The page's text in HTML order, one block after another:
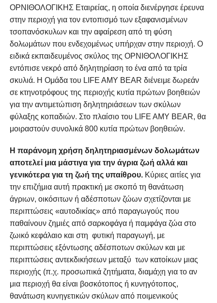
ΟΡΝΙΘΟΛΟΓΙΚΗΣ Εταιρείας, η οποία διενέργησε έρευνα
στην περιοχή για τον εντοπισμό των εξαφανισμένων
τσοπανόσκυλων και την αφαίρεση από τη φύση
δολωμάτων που ενδεχομένως υπήρχαν στην περιοχή. Ο
ειδικά εκπαιδευμένος σκύλος της ΟΡΝΙΘΟΛΟΓΙΚΗΣ
εντόπισε νεκρό από δηλητηρίαση το ένα από τα τρία
σκυλιά. Η Ομάδα του LIFE AMY BEAR διένειμε δωρεάν
σε κτηνοτρόφους της περιοχής κυτία πρώτων βοηθειών
για την αντιμετώπιση δηλητηριάσεων των σκύλων
φύλαξης κοπαδιών. Στο πλαίσιο του LIFE AMY BEAR, θα
μοιραστούν συνολικά 800 κυτία πρώτων βοηθειών.
Η παράνομη χρήση δηλητηριασμένων δολωμάτων
αποτελεί μια μάστιγα για την άγρια ζωή αλλά και
γενικότερα για τη ζωή της υπαίθρου.Κύριες αιτίες για
την επιζήμια αυτή πρακτική με σκοπό τη θανάτωση
άγριων, οικόσιτων ή αδέσποτων ζώων σχετίζονται με
περιπτώσεις «αυτοδικίας» από παραγωγούς που
παθαίνουν ζημιές από σαρκοφάγα ή παμφάγα ζώα στο
ζωικό κεφάλαιο και στη φυτική παραγωγή, με
περιπτώσεις εξόντωσης αδέσποτων σκύλων και με
περιπτώσεις αντεκδικήσεων μεταξύ των κατοίκων μιας
περιοχής (π.χ. προσωπικά ζητήματα, διαμάχη για το αν
μια περιοχή θα είναι βοσκότοπος ή κυνηγότοπος,
θανάτωση κυνηγετικών σκύλων από ποιμενικούς